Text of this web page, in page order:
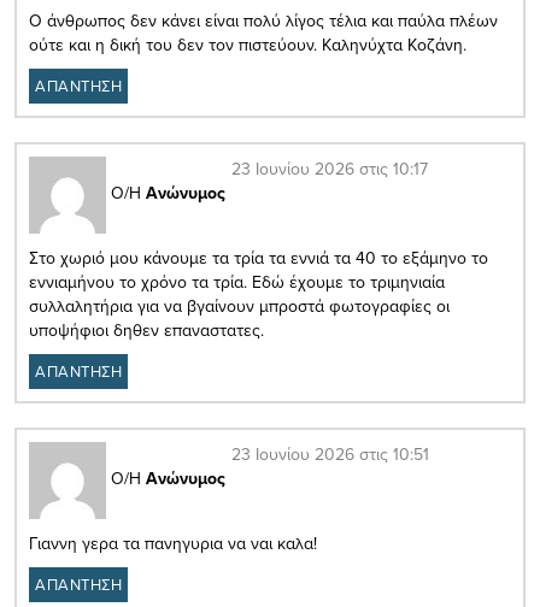
Ο άνθρωπος δεν κάνει είναι πολύ λίγος τέλια και παύλα πλέων
ούτε και η δική του δεν τον πιστεύουν. Καληνύχτα Κοζάνη.
ΑΠΑΝΤΗΣΗ
Ο/Η Ανώνυμος
23 Ιουνίου 2026 στις 10:17
Στο χωριό μου κάνουμε τα τρία τα εννιά τα 40 το εξάμηνο το
εννιαμήνου το χρόνο τα τρία. Εδώ έχουμε το τριμηνιαία
συλλαλητήρια για να βγαίνουν μπροστά φωτογραφίες οι
υποψήφιοι δηθεν επαναστατες.
ΑΠΑΝΤΗΣΗ
Ο/Η Ανώνυμος
23 Ιουνίου 2026 στις 10:51
Γιαννη γερα τα πανηγυρια να ναι καλα!
ΑΠΑΝΤΗΣΗ